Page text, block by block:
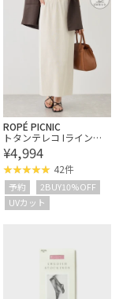
ROPÉ PICNIC
トタンテレコ Iラインリ
ブニットスカート
¥4,994
42件
予約
2BUY10%OFF
UVカット